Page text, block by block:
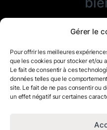
Gérer le
Pour offrir les meilleures
que les cookies pour stocker et/ou
Le fait de consentir à ces
données telles que le
site. Le fait de ne pas consentir ou
un effet négatif sur certaines